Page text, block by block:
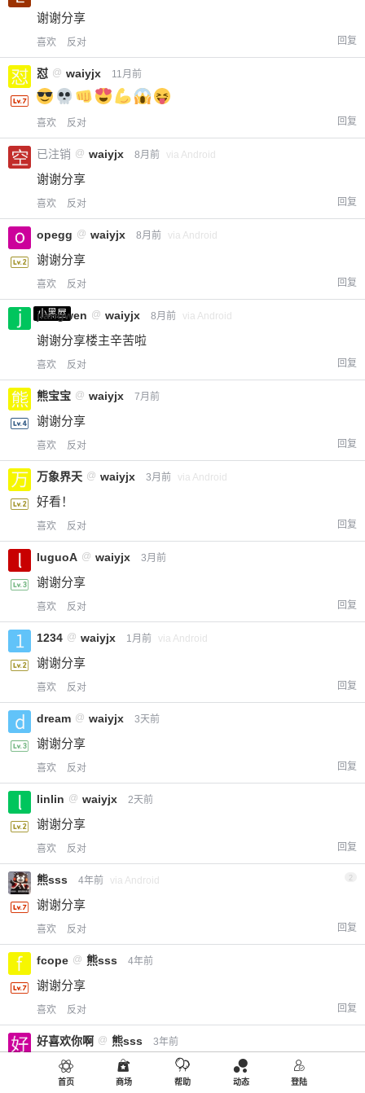
谢谢分享
喜欢 反对 回复
怼 @ waiyjx 11月前
喜欢 反对 回复
已注销 @ waiyjx 8月前 via Android
谢谢分享
喜欢 反对 回复
opegg @ waiyjx 8月前 via Android
谢谢分享
喜欢 反对 回复
小黑屋
jiangwen @ waiyjx 8月前 via Android
谢谢分享楼主辛苦啦
喜欢 反对 回复
熊宝宝 @ waiyjx 7月前
谢谢分享
喜欢 反对 回复
万象界天 @ waiyjx 3月前 via Android
好看！
喜欢 反对 回复
luguoA @ waiyjx 3月前
谢谢分享
喜欢 反对 回复
1234 @ waiyjx 1月前 via Android
谢谢分享
喜欢 反对 回复
dream @ waiyjx 3天前
谢谢分享
喜欢 反对 回复
linlin @ waiyjx 2天前
谢谢分享
喜欢 反对 回复
熊sss 4年前 via Android 2
谢谢分享
喜欢 反对 回复
fcope @ 熊sss 4年前
谢谢分享
喜欢 反对 回复
好喜欢你啊 @ 熊sss 3年前
谢谢分享
首页 商场 帮助 动态 登陆